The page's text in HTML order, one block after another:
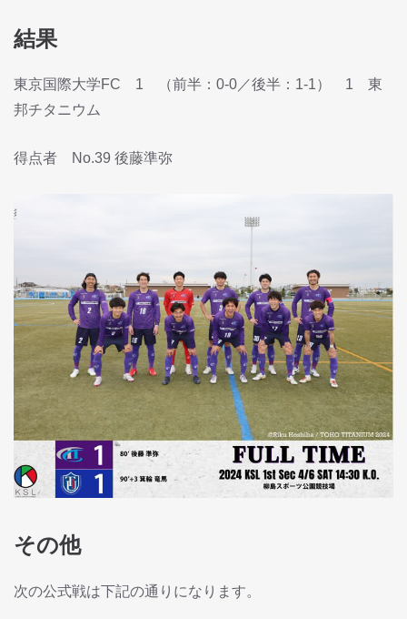
結果
東京国際大学FC 1 （前半：0-0／後半：1-1） 1 東
邦チタニウム
得点者 No.39 後藤準弥
その他
次の公式戦は下記の通りになります。